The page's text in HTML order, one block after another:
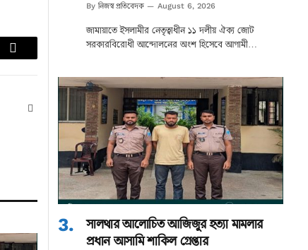
Email
Website
By নিজস্ব প্রতিবেদক August 6, 2026
জামায়াতে ইসলামীর নেতৃত্বাধীন ১১ দলীয় ঐক্য জোট
সরকারবিরোধী আন্দোলনের অংশ হিসেবে আগামী…
সালথার আলোচিত আজিজুর হত্যা মামলার
প্রধান আসামি শাকিল গ্রেপ্তার